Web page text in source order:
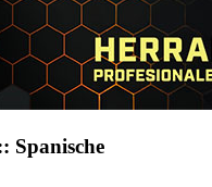
Spanische